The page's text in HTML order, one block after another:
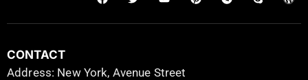
CONTACT
Address: New York, Avenue Street